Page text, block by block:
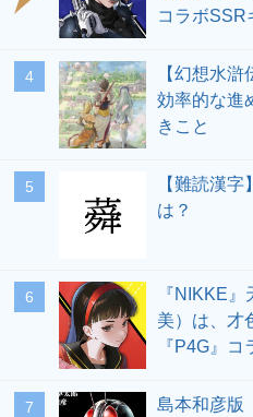
コラボSSR
4
【幻想水
効率的な進
きこと
5
【難読漢
は？
6
『NIKKE
美）は、才
『P4G』
7
島本和彦版